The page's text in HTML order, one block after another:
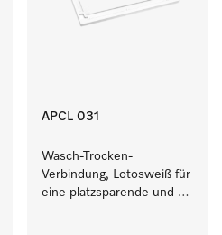
APCL 031
Wasch-Trocken-
Verbindung, Lotosweiß für
eine platzsparende und